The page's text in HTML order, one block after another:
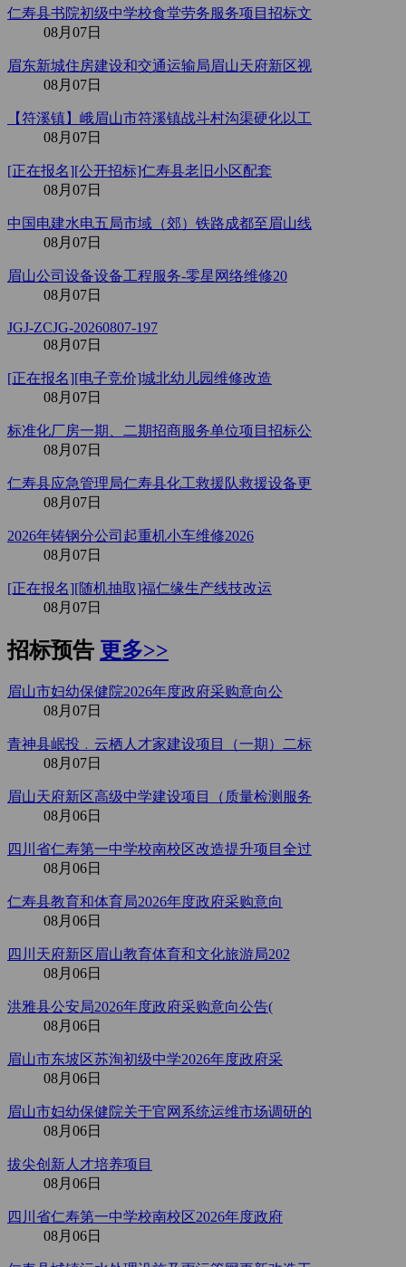
仁寿县书院初级中学校食堂劳务服务项目招标文
08月07日
眉东新城住房建设和交通运输局眉山天府新区视
08月07日
【符溪镇】峨眉山市符溪镇战斗村沟渠硬化以工
08月07日
[正在报名][公开招标]仁寿县老旧小区配套
08月07日
中国电建水电五局市域（郊）铁路成都至眉山线
08月07日
眉山公司设备设备工程服务-零星网络维修20
08月07日
JGJ-ZCJG-20260807-197
08月07日
[正在报名][电子竞价]城北幼儿园维修改造
08月07日
标准化厂房一期、二期招商服务单位项目招标公
08月07日
仁寿县应急管理局仁寿县化工救援队救援设备更
08月07日
2026年铸钢分公司起重机小车维修2026
08月07日
[正在报名][随机抽取]福仁缘生产线技改运
08月07日
招标预告 更多>>
眉山市妇幼保健院2026年度政府采购意向公
08月07日
青神县岷投﹒云栖人才家建设项目（一期）二标
08月07日
眉山天府新区高级中学建设项目（质量检测服务
08月06日
四川省仁寿第一中学校南校区改造提升项目全过
08月06日
仁寿县教育和体育局2026年度政府采购意向
08月06日
四川天府新区眉山教育体育和文化旅游局202
08月06日
洪雅县公安局2026年度政府采购意向公告(
08月06日
眉山市东坡区苏洵初级中学2026年度政府采
08月06日
眉山市妇幼保健院关于官网系统运维市场调研的
08月06日
拔尖创新人才培养项目
08月06日
四川省仁寿第一中学校南校区2026年度政府
08月06日